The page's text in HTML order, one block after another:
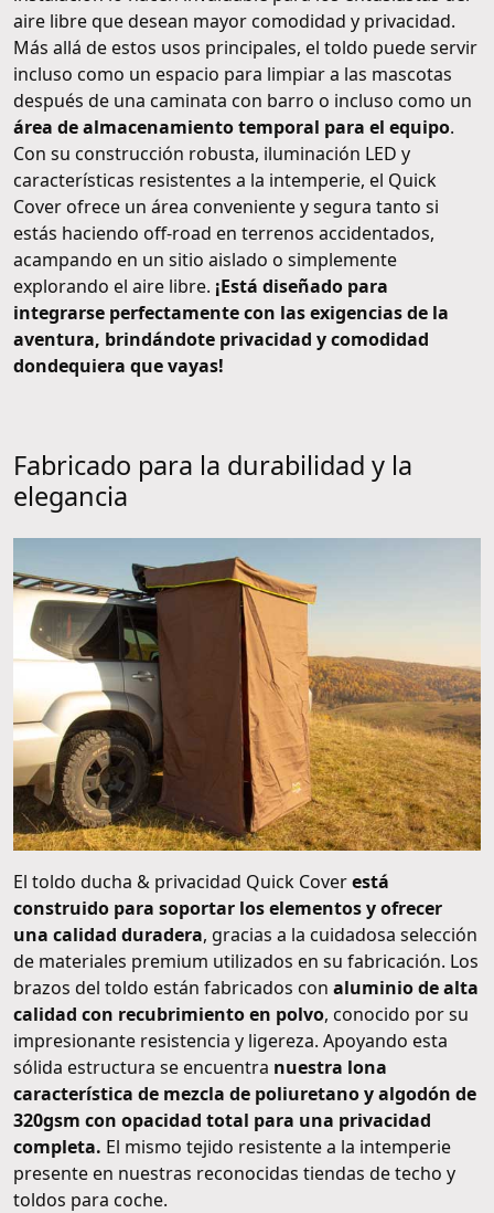
aire libre que desean mayor comodidad y privacidad.
Más allá de estos usos principales, el toldo puede servir
incluso como un espacio para limpiar a las mascotas
después de una caminata con barro o incluso como un
área de almacenamiento temporal para el equipo.
Con su construcción robusta, iluminación LED y
características resistentes a la intemperie, el Quick
Cover ofrece un área conveniente y segura tanto si
estás haciendo off-road en terrenos accidentados,
acampando en un sitio aislado o simplemente
explorando el aire libre. ¡Está diseñado para
integrarse perfectamente con las exigencias de la
aventura, brindándote privacidad y comodidad
dondequiera que vayas!
Fabricado para la durabilidad y la
elegancia
El toldo ducha & privacidad Quick Coverestá
construido para soportar los elementos y ofrecer
una calidad duradera, gracias a la cuidadosa selección
de materiales premium utilizados en su fabricación. Los
brazos del toldo están fabricados con aluminio de alta
calidad con recubrimiento en polvo, conocido por su
impresionante resistencia y ligereza. Apoyando esta
sólida estructura se encuentra nuestra lona
característica de mezcla de poliuretano y algodón de
320gsm con opacidad total para una privacidad
completa. El mismo tejido resistente a la intemperie
presente en nuestras reconocidas tiendas de techo y
toldos para coche.